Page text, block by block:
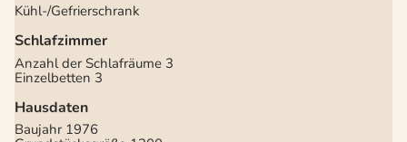
Kühl-/Gefrierschrank
Schlafzimmer
Anzahl der Schlafräume 3
Einzelbetten 3
Hausdaten
Baujahr 1976